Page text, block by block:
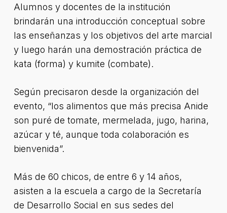
Alumnos y docentes de la institución
brindarán una introducción conceptual sobre
las enseñanzas y los objetivos del arte marcial
y luego harán una demostración práctica de
kata (forma) y kumite (combate).
Según precisaron desde la organización del
evento, “los alimentos que más precisa Anide
son puré de tomate, mermelada, jugo, harina,
azúcar y té, aunque toda colaboración es
bienvenida”.
Más de 60 chicos, de entre 6 y 14 años,
asisten a la escuela a cargo de la Secretaría
de Desarrollo Social en sus sedes del